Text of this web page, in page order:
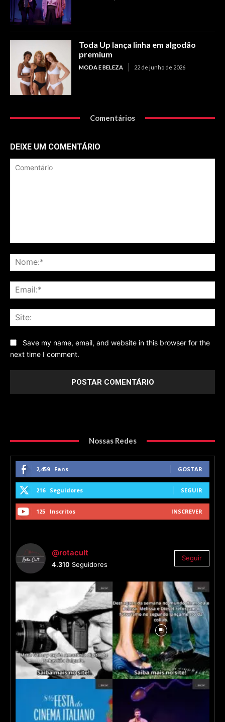
Toda Up lança linha em algodão
premium
MODA E BELEZA 22 de junho de 2026
Comentários
DEIXE UM COMENTÁRIO
Save my name, email, and website in this browser for the
next time I comment.
Nossas Redes
2,459 Fans GOSTAR
216 Seguidores SEGUIR
125 Inscritos INSCREVER
@rotacult
4.310 Seguidores
Seguir